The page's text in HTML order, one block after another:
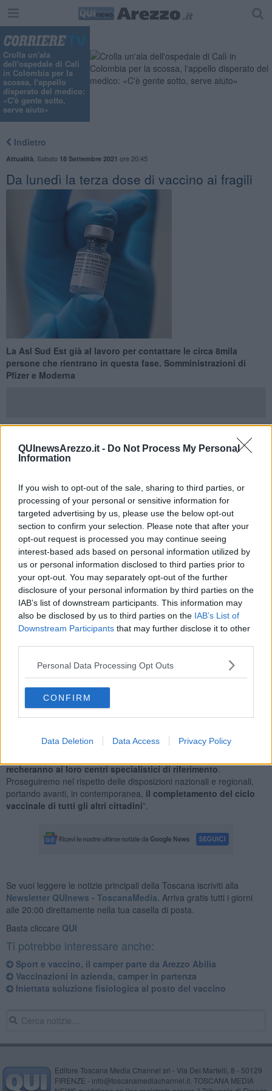
QUInewsArezzo.it - Do Not Process My Personal
Information
If you wish to opt-out of the sale, sharing to third parties, or
processing of your personal or sensitive information for
targeted advertising by us, please use the below opt-out
section to confirm your selection. Please note that after your
opt-out request is processed you may continue seeing
interest-based ads based on personal information utilized by
us or personal information disclosed to third parties prior to
your opt-out. You may separately opt-out of the further
disclosure of your personal information by third parties on the
IAB’s list of downstream participants. This information may
also be disclosed by us to third parties on the IAB’s List of
Downstream Participants that may further disclose it to other
Personal Data Processing Opt Outs
CONFIRM
Data Deletion Data Access Privacy Policy
Crolla un'ala
dell'ospedale di Calì
in Colombia per la
scossa, l'appello
disperato del medico:
«C'è gente sotto,
serve aiuto»
Indietro
Attualità Sabato 18 Settembre 2021 ore 20:45
Da lunedì la terza dose di vaccino ai fragili
La Asl Sud Est già al lavoro per contattare le circa 8mila
persone che rientrano in questa fase. Somministrazioni di
Pfizer e Moderna
AREZZO —Partite, in tutta la Asl Sud Est, le telefonate ed i contatti
con le personeestremamente fragili
somministrazione della terza dose del vaccino anti Covidche
inizierà lunedì 20 settembre.
“Un lavoro che abbiamo avviato già nella giornata di venerdì 17 -
spiega il Direttore Sanitario Simona Dei - e che proseguirà anche
nel weekend. I nostri reparti stanno contattandotutte le persone
indicate nella tabella regionaleinvitandole a presentarsi sianei
centri specialistici ospedalieri che negli Hub vaccinaligià da
lunedì 20 settembre.
Nel nostro territorio abbiamocirca 8mila persone interessate alla
terza dose in questa fase.
I pazienti più numerosi sono i dializzati, i trapiantati, gli immuno-
depressi, gli oncologici in terapia o con terapia interrotta da meno
Messaggero (Moderna e Pfizer)".
"La nostra organizzazione è ormai rodata e siamo pronti ad
Oltre alla chiamata attiva dei pazientila vaccinazione sarà offerta
recheranno ai loro centri specialistici di riferimento.
Proseguiremo nel rispetto delle disposizioni nazionali e regionali,
portando avanti, in contemporanea, il completamento del ciclo
vaccinale di tutti gli altri cittadini”.
Se vuoi leggere le notizie principali della Toscana iscriviti alla
Newsletter QUInews - ToscanaMedia. Arriva gratis tutti i giorni
alle 20:00 direttamente nella tua casella di posta.
Basta cliccare QUI
Ti potrebbe interessare anche:
Sport e vaccino, il camper parte da Arezzo Abilia
Vaccinazioni in azienda, camper in partenza
Iniettata soluzione fisiologica al posto del vaccino
Editore Toscana Media Channel srl - Via Dei Martelli, 8 - 50129
FIRENZE - info@toscanamediachannel.it. TOSCANA MEDIA